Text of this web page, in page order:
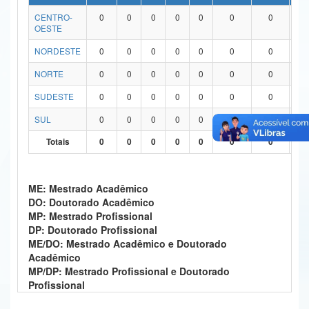
Ministério da Ciência, Tecnologia, Inovações e Comunicações
Ministério do Turismo
Ministério do Desenvolvimento Regional
Ministério da Mulher, da Família e dos Direitos Humanos
Banco Central do Brasil
CENTRO-
OESTE
0 0 0 0 0 0 0
NORDESTE 0 0 0 0 0 0 0
NORTE
0 0 0 0 0 0 0
SUDESTE
0 0 0 0 0 0 0
SUL
0 0 0 0 0 0 0
0
Totais
0 0 0 0 0 0 0 0
ME: Mestrado Acadêmico
DO: Doutorado Acadêmico
MP: Mestrado Profissional
DP: Doutorado Profissional
ME/DO: Mestrado Acadêmico e Doutorado
Acadêmico
MP/DP: Mestrado Profissional e Doutorado
Profissional